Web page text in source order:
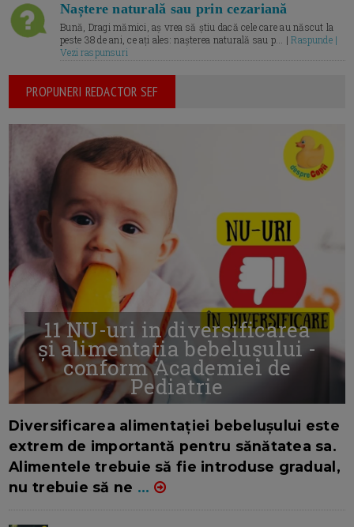
Naștere naturală sau prin cezariană
Bună, Dragi mămici, aș vrea să știu dacă cele care au născut la
peste 38 de ani, ce ați ales: nașterea naturală sau p... |Raspunde |
Vezi raspunsuri
PROPUNERI REDACTOR SEF
11 NU-uri in diversificarea
și alimentația bebelușului -
conform Academiei de
Pediatrie
Diversificarea alimentației bebelușului este
extrem de importantă pentru sănătatea sa.
Alimentele trebuie să fie introduse gradual,
nu trebuie să ne ...